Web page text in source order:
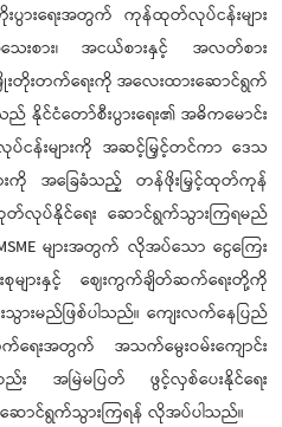
ပွားရေးအတွက် ကုန်ထုတ်လုပ်ငန်းများ
းစား၊ အငယ်စားနှင့် အလတ်စား
ဖွံ့ဖြိုးတိုးတက်ရေးကို အလေးထားဆောင်ရွက်
သည် နိုင်ငံတော်စီးပွားရေး၏ အဓိကမောင်း
ငန်းများကို အဆင့်မြှင့်တင်ကာ ဒေသ
ျားကို အခြေခံသည့် တန်ဖိုးမြှင့်ထုတ်ကုန်
ထုတ်လုပ်နိုင်ရေး ဆောင်ရွက်သွားကြရမည်
များအတွက် လိုအပ်သော ငွေကြေး
စုများနှင့် ဈေးကွက်ချိတ်ဆက်ရေးတို့ကို
ားမည်ဖြစ်ပါသည်။ ကျေးလက်နေပြည်
က်ရေးအတွက် အသက်မွေးဝမ်းကျောင်း
း အမြဲမပြတ် ဖွင့်လှစ်ပေးနိုင်ရေး
ောင်ရွက်သွားကြရန် လိုအပ်ပါသည်။